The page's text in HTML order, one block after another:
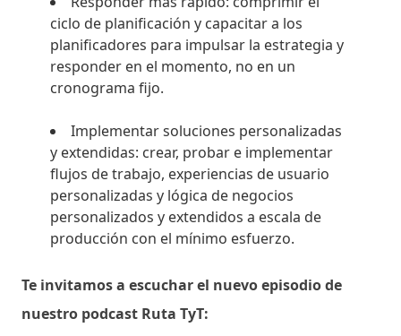
ciclo de planificación y capacitar a los
planificadores para impulsar la estrategia y
responder en el momento, no en un
cronograma fijo.
Implementar soluciones personalizadas
y extendidas: crear, probar e implementar
flujos de trabajo, experiencias de usuario
personalizadas y lógica de negocios
personalizados y extendidos a escala de
producción con el mínimo esfuerzo.
Te invitamos a escuchar el nuevo episodio de
nuestro podcast Ruta TyT: